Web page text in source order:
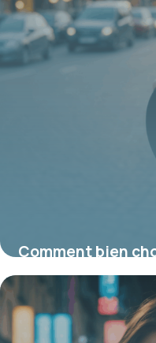
Comment bien
conseils mode et
19 juin 2026